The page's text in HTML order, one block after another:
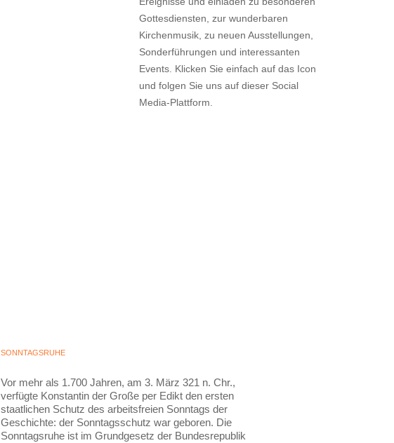
Gottesdiensten, zur wunderbaren
Kirchenmusik, zu neuen Ausstellungen,
Sonderführungen und interessanten
Events. Klicken Sie einfach auf das Icon
und folgen Sie uns auf dieser Social
Media-Plattform.
SONNTAGSRUHE
Vor mehr als 1.700 Jahren, am 3. März 321 n. Chr.,
verfügte Konstantin der Große per Edikt den ersten
staatlichen Schutz des arbeitsfreien Sonntags der
Geschichte: der Sonntagsschutz war geboren. Die
Sonntagsruhe ist im Grundgesetz der Bundesrepublik